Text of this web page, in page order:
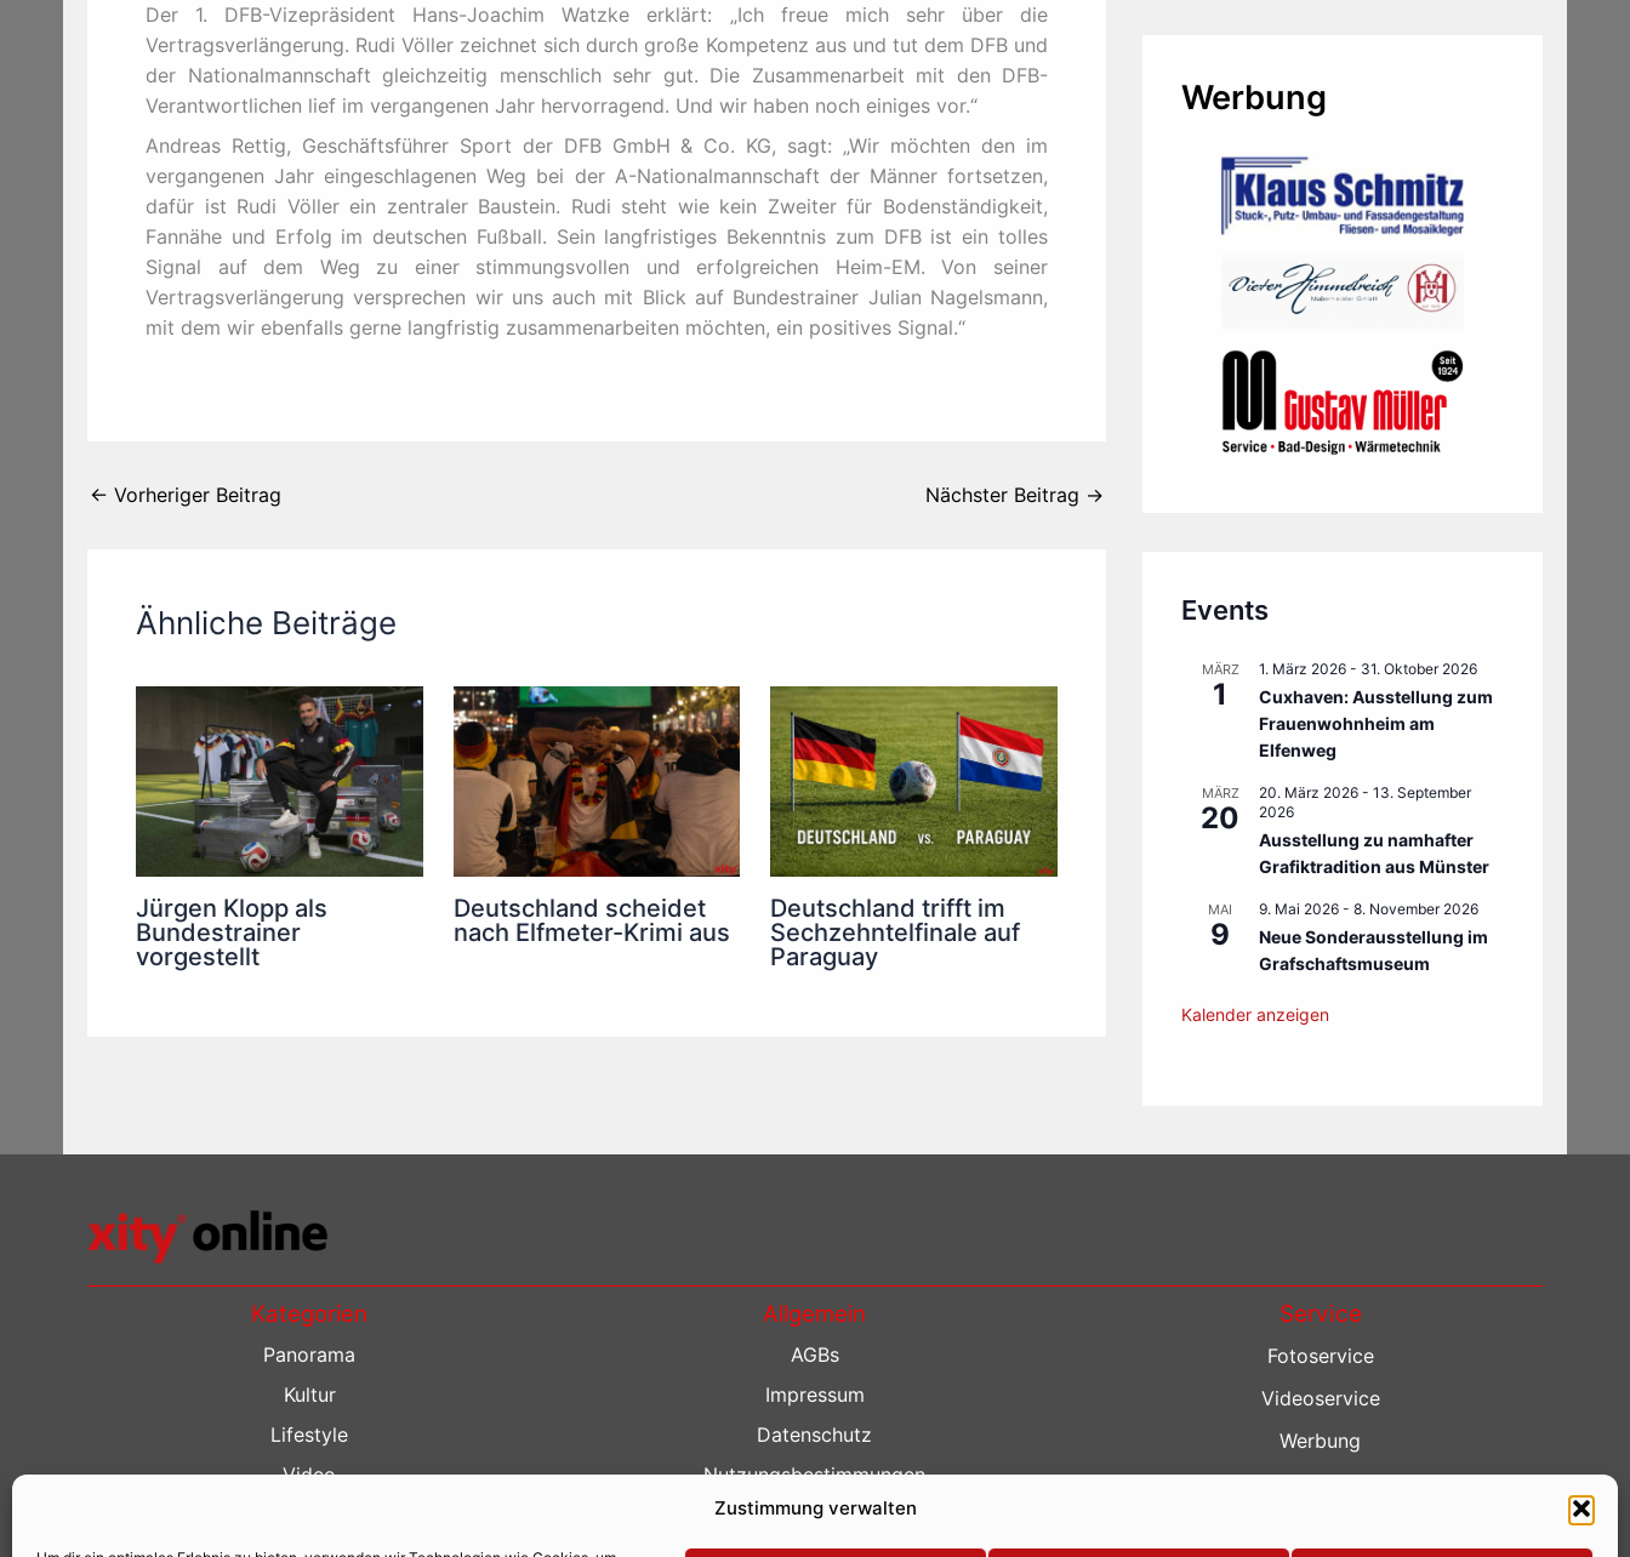
Zustimmung verwalten
Der 1. DFB-Vizepräsident Hans-Joachim Watzke erklärt: „Ich freue mich sehr über die
Vertragsverlängerung. Rudi Völler zeichnet sich durch große Kompetenz aus und tut dem DFB und
der Nationalmannschaft gleichzeitig menschlich sehr gut. Die Zusammenarbeit mit den DFB-
Verantwortlichen lief im vergangenen Jahr hervorragend. Und wir haben noch einiges vor.“
Andreas Rettig, Geschäftsführer Sport der DFB GmbH & Co. KG, sagt: „Wir möchten den im
vergangenen Jahr eingeschlagenen Weg bei der A-Nationalmannschaft der Männer fortsetzen,
dafür ist Rudi Völler ein zentraler Baustein. Rudi steht wie kein Zweiter für Bodenständigkeit,
Fannähe und Erfolg im deutschen Fußball. Sein langfristiges Bekenntnis zum DFB ist ein tolles
Signal auf dem Weg zu einer stimmungsvollen und erfolgreichen Heim-EM. Von seiner
Vertragsverlängerung versprechen wir uns auch mit Blick auf Bundestrainer Julian Nagelsmann,
mit dem wir ebenfalls gerne langfristig zusammenarbeiten möchten, ein positives Signal.“
← Vorheriger Beitrag Nächster Beitrag →
Ähnliche Beiträge
Jürgen Klopp als
Bundestrainer
vorgestellt
Deutschland scheidet
nach Elfmeter-Krimi aus
Deutschland trifft im
Sechzehntelfinale auf
Paraguay
Werbung
Events
MÄRZ
1
1. März 2026 - 31. Oktober 2026
Cuxhaven: Ausstellung zum
Frauenwohnheim am
Elfenweg
MÄRZ
20
20. März 2026 - 13. September
2026
Ausstellung zu namhafter
Grafiktradition aus Münster
MAI
9
9. Mai 2026 - 8. November 2026
Neue Sonderausstellung im
Grafschaftsmuseum
Kalender anzeigen
Kategorien
Panorama
Kultur
Lifestyle
Video
Allgemein
AGBs
Impressum
Datenschutz
Nutzungsbestimmungen
Kontakt
Service
Fotoservice
Videoservice
Werbung